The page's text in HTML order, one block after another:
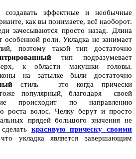
эффектные и необычные
как вы понимаете, всё наоборот.
зачесываются просто назад. Длина
особенной роли. Укладка не занимает
поэтому такой тип достаточно
тип подразумевает
к области макушки головы.
на затылке были достаточно
стиль – это когда прически
популярный, благодаря своей
происходит по направлению
роста волос. Челку берут и просто
прядей большого значения не
красивую прическу своими
укладка является завершающим